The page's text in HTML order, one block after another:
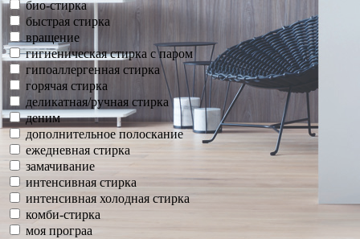
био-стирка
быстрая стирка
вращение
гигиеническая стирка с паром
гипоаллергенная стирка
горячая стирка
деликатная/ручная стирка
деним
дополнительное полоскание
ежедневная стирка
замачивание
интенсивная стирка
интенсивная холодная стирка
комби-стирка
моя програа